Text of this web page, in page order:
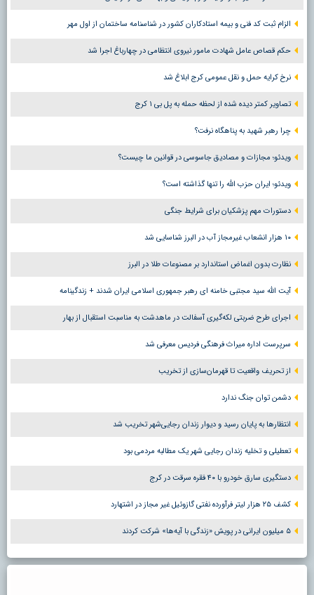
الزام ثبت کد فنی و بیمه استادکاران کشور در شناسنامه ساختمان از اول مهر
حکم قصاص عامل شهادت مامور نیروی انتظامی در چهارباغ اجرا شد
نرخ کرایه حمل و نقل عمومی کرج ابلاغ شد
تصاویر کمتر دیده شده از لحظه حمله به پل بی ۱ کرج
چرا رهبر شهید به پناهگاه نرفت؟
ویدئو؛ مجازات و مصادیق جاسوسی در قوانین ما چیست؟
ویدئو؛ ایران حزب الله را تنها گذاشته است؟
دستورات مهم پزشکیان برای شرایط جنگی
۱۰ هزار انشعاب غیرمجاز آب در البرز شناسایی شد
نظارت بدون اغماض استاندارد بر مصنوعات طلا در البرز
آیت الله سید مجتبی خامنه ای رهبر جمهوری اسلامی ایران شدند + زندگینامه
اجرای طرح ضربتی لکه‌گیری آسفالت در ماهدشت به مناسبت استقبال از بهار
سرپرست اداره میراث فرهنگی فردیس معرفی شد
از تحریف واقعیت تا قهرمان‌سازی از تخریب
دشمن توان جنگ ندارد
انتظارها به پایان رسید و دیوار زندان رجایی‌شهر تخریب شد
تعطیلی و تخلیه زندان رجایی شهر یک مطالبه مردمی بود
دستگیری سارق خودرو با ۴۰ فقره سرقت در کرج
کشف ۲۵ هزار لیتر فرآورده نفتی گازوئیل غیر مجاز در اشتهارد
۵ میلیون ایرانی در پویش «زندگی با آیه‌ها» شرکت کردند